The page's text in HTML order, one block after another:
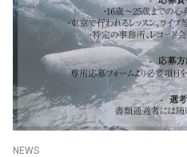
NEWS